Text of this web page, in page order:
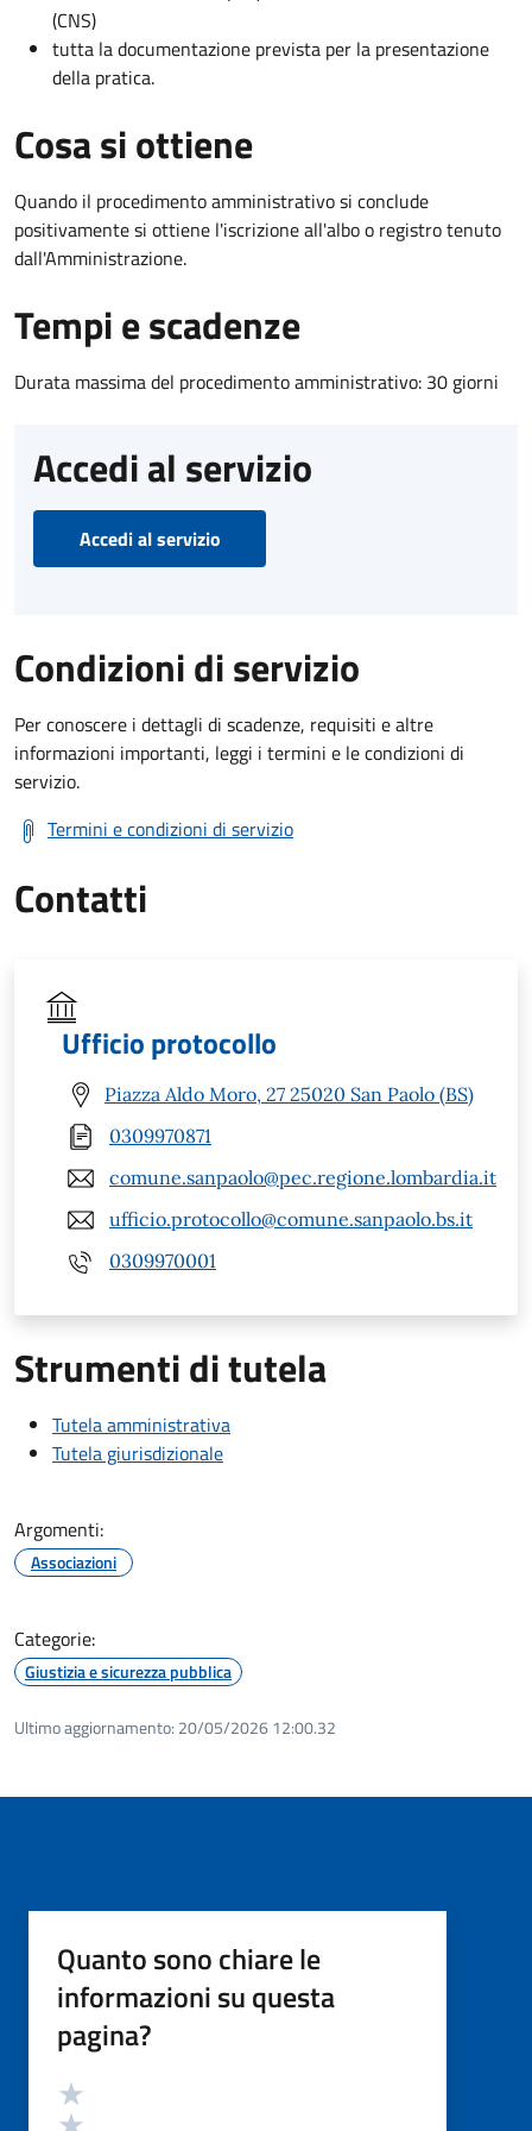
(CNS)
tutta la documentazione prevista per la presentazione
della pratica.
Cosa si ottiene
Quando il procedimento amministrativo si conclude
positivamente si ottiene l'iscrizione all'albo o registro tenuto
dall'Amministrazione.
Tempi e scadenze
Durata massima del procedimento amministrativo: 30 giorni
Accedi al servizio
Accedi al servizio
Condizioni di servizio
Per conoscere i dettagli di scadenze, requisiti e altre
informazioni importanti, leggi i termini e le condizioni di
servizio.
Termini e condizioni di servizio
Contatti
Ufficio protocollo
Piazza Aldo Moro, 27 25020 San Paolo (BS)
0309970871
comune.sanpaolo@pec.regione.lombardia.it
ufficio.protocollo@comune.sanpaolo.bs.it
0309970001
Strumenti di tutela
Tutela amministrativa
Tutela giurisdizionale
Argomenti:
Associazioni
Categorie:
Giustizia e sicurezza pubblica
Ultimo aggiornamento: 20/05/2026 12:00.32
Quanto sono chiare le
informazioni su questa
pagina?
Valutazione